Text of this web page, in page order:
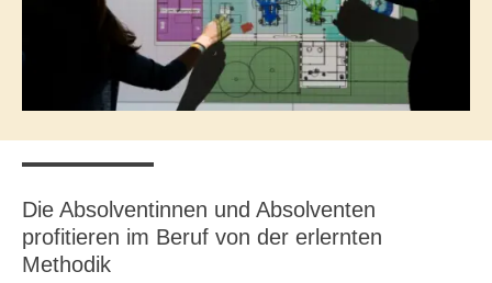
Planung des ÖPNV
Organisation, Wettbewerb und Recht im ÖPNV
Betrieb, Technik und Verkehrsmanagement des ÖPNV
Übersicht
Die Absolventinnen und Absolventen
profitieren im Beruf von der erlernten
Methodik